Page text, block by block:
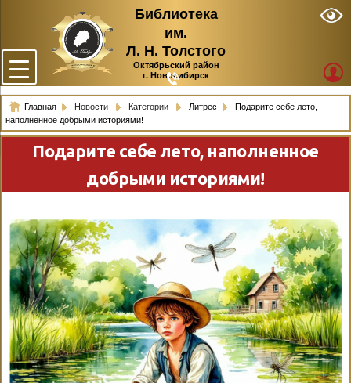
Библиотека
им.
Л. Н. Толстого
Октябрьский район
г. Новосибирск
Главная Новости Категории Литрес
Подарите себе лето,
наполненное добрыми историями!
Подарите себе лето, наполненное
добрыми историями!